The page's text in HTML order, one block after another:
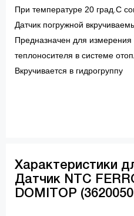
При температуре 20 град.С
Датчик погружной
Предназначен для
теплоносителя в системе
Вкручивается в гидрогруппу
Характеристики
Датчик NTC
DOMITOP